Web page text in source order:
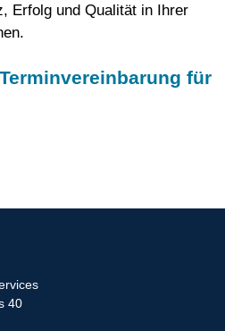
Erfolg und Qualität in Ihrer
für
40